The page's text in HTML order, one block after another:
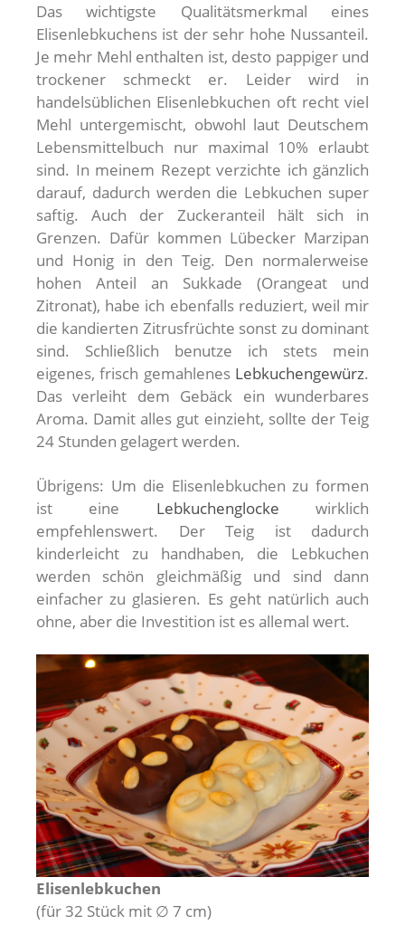
Das wichtigste Qualitätsmerkmal eines
Elisenlebkuchens ist der sehr hohe Nussanteil.
Je mehr Mehl enthalten ist, desto pappiger und
trockener schmeckt er. Leider wird in
handelsüblichen Elisenlebkuchen oft recht viel
Mehl untergemischt, obwohl laut Deutschem
Lebensmittelbuch nur maximal 10% erlaubt
sind. In meinem Rezept verzichte ich gänzlich
darauf, dadurch werden die Lebkuchen super
saftig. Auch der Zuckeranteil hält sich in
Grenzen. Dafür kommen Lübecker Marzipan
und Honig in den Teig. Den normalerweise
hohen Anteil an Sukkade (Orangeat und
Zitronat), habe ich ebenfalls reduziert, weil mir
die kandierten Zitrusfrüchte sonst zu dominant
sind. Schließlich benutze ich stets mein
eigenes, frisch gemahlenes Lebkuchengewürz.
Das verleiht dem Gebäck ein wunderbares
Aroma. Damit alles gut einzieht, sollte der Teig
24 Stunden gelagert werden.
Übrigens: Um die Elisenlebkuchen zu formen
ist eine Lebkuchenglocke wirklich
empfehlenswert. Der Teig ist dadurch
kinderleicht zu handhaben, die Lebkuchen
werden schön gleichmäßig und sind dann
einfacher zu glasieren. Es geht natürlich auch
ohne, aber die Investition ist es allemal wert.
Elisenlebkuchen
(für 32 Stück mit ∅ 7 cm)